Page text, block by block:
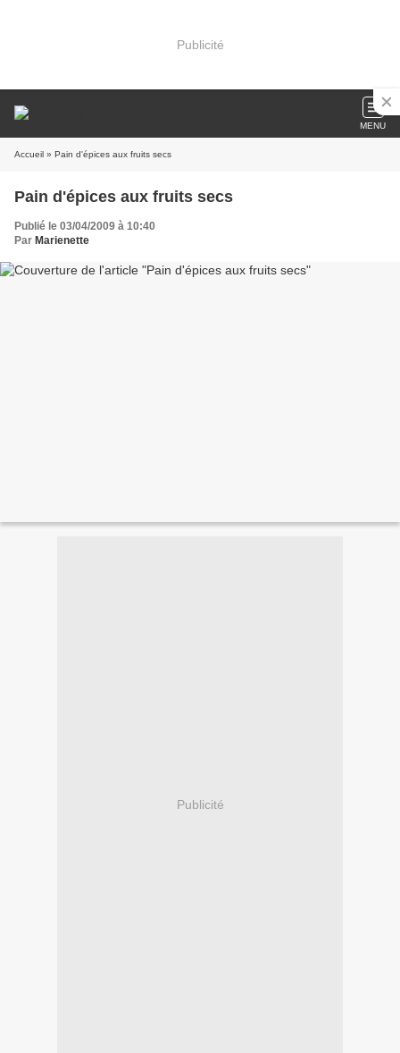
Publicité
MENU
Accueil » Pain d'épices aux fruits secs
Pain d'épices aux fruits secs
Publié le 03/04/2009 à 10:40
Par Marienette
Publicité